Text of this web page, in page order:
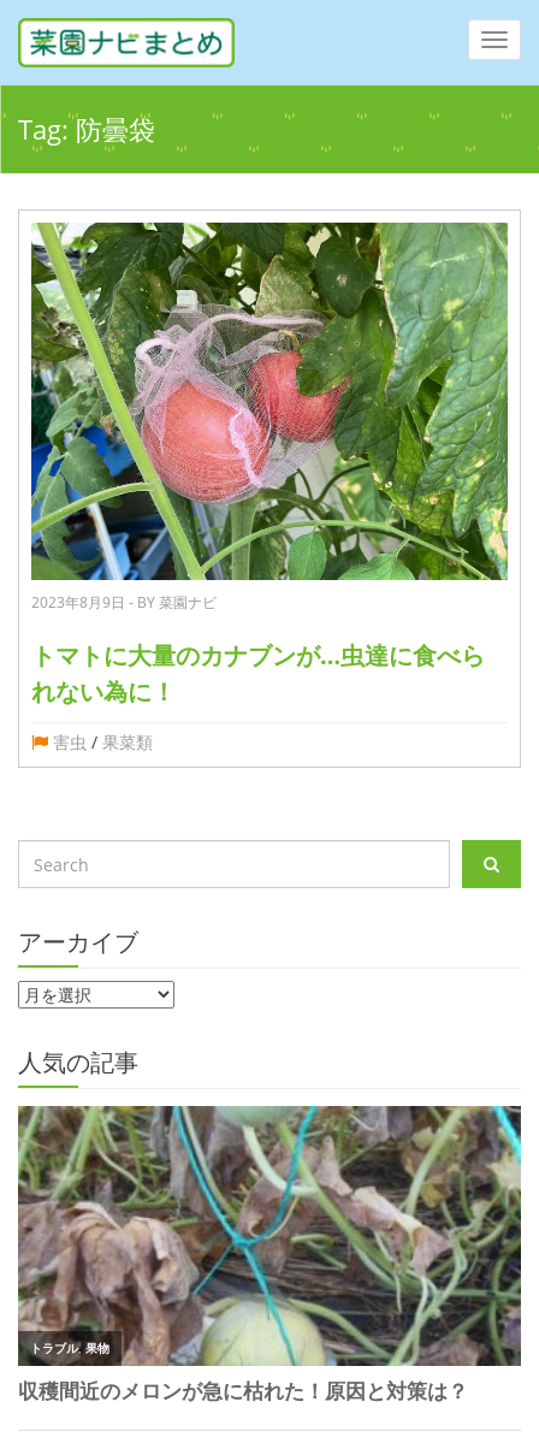
Tag:防曇袋
2023年8月9日 - BY 菜園ナビ
トマトに大量のカナブンが…虫達に食べら
れない為に！
害虫 / 果菜類
アーカイブ
人気の記事